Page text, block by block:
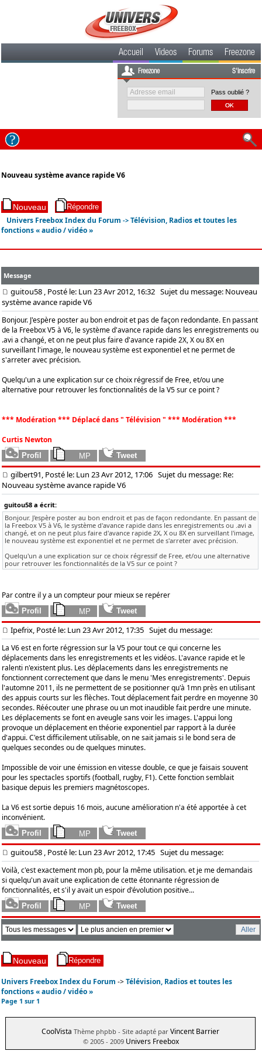
Accueil Videos Forums Freezone
Freezone S'inscrire
Pass oublié ?
Nouveau système avance rapide V6
Univers Freebox Index du Forum ->Télévision, Radios et toutes les
fonctions « audio / vidéo »
Message
guitou58 , Posté le: Lun 23 Avr 2012, 16:32 Sujet du message: Nouveau
système avance rapide V6
Bonjour. J'espère poster au bon endroit et pas de façon redondante. En passant
de la Freebox V5 à V6, le système d'avance rapide dans les enregistrements ou
.avi a changé, et on ne peut plus faire d'avance rapide 2X, X ou 8X en
surveillant l'image, le nouveau système est exponentiel et ne permet de
s'arreter avec précision.
Quelqu'un a une explication sur ce choix régressif de Free, et/ou une
alternative pour retrouver les fonctionnalités de la V5 sur ce point ?
*** Modération *** Déplacé dans " Télévision " *** Modération ***
Curtis Newton
gilbert91, Posté le: Lun 23 Avr 2012, 17:06 Sujet du message: Re:
Nouveau système avance rapide V6
guitou58 a écrit:
Bonjour. J'espère poster au bon endroit et pas de façon redondante. En passant de
la Freebox V5 à V6, le système d'avance rapide dans les enregistrements ou .avi a
changé, et on ne peut plus faire d'avance rapide 2X, X ou 8X en surveillant l'image,
le nouveau système est exponentiel et ne permet de s'arreter avec précision.
Quelqu'un a une explication sur ce choix régressif de Free, et/ou une alternative
pour retrouver les fonctionnalités de la V5 sur ce point ?
Par contre il y a un compteur pour mieux se repérer
Ipefrix, Posté le: Lun 23 Avr 2012, 17:35 Sujet du message:
La V6 est en forte régression sur la V5 pour tout ce qui concerne les
déplacements dans les enregistrements et les vidéos. L'avance rapide et le
ralenti n'existent plus. Les déplacements dans les enregistrements ne
fonctionnent correctement que dans le menu 'Mes enregistrements'. Depuis
l'automne 2011, ils ne permettent de se positionner qu'à 1mn près en utilisant
des appuis courts sur les flèches. Tout déplacement fait perdre en moyenne 30
secondes. Réécouter une phrase ou un mot inaudible fait perdre une minute.
Les déplacements se font en aveugle sans voir les images. L'appui long
provoque un déplacement en théorie exponentiel par rapport à la durée
d'appui. C'est difficilement utilisable, on ne sait jamais si le bond sera de
quelques secondes ou de quelques minutes.
Impossible de voir une émission en vitesse double, ce que je faisais souvent
pour les spectacles sportifs (football, rugby, F1). Cette fonction semblait
basique depuis les premiers magnétoscopes.
La V6 est sortie depuis 16 mois, aucune amélioration n'a été apportée à cet
inconvénient.
guitou58 , Posté le: Lun 23 Avr 2012, 17:45 Sujet du message:
Voilà, c'est exactement mon pb, pour la même utilisation. et je me demandais
si quelqu'un avait une explication de cette étonnante régression de
fonctionnalités, et s'il y avait un espoir d'évolution positive...
Univers Freebox Index du Forum ->Télévision, Radios et toutes les
fonctions « audio / vidéo »
Page1 sur1
CoolVista Thème phpbb - Site adapté par Vincent Barrier
© 2005 - 2009 Univers Freebox